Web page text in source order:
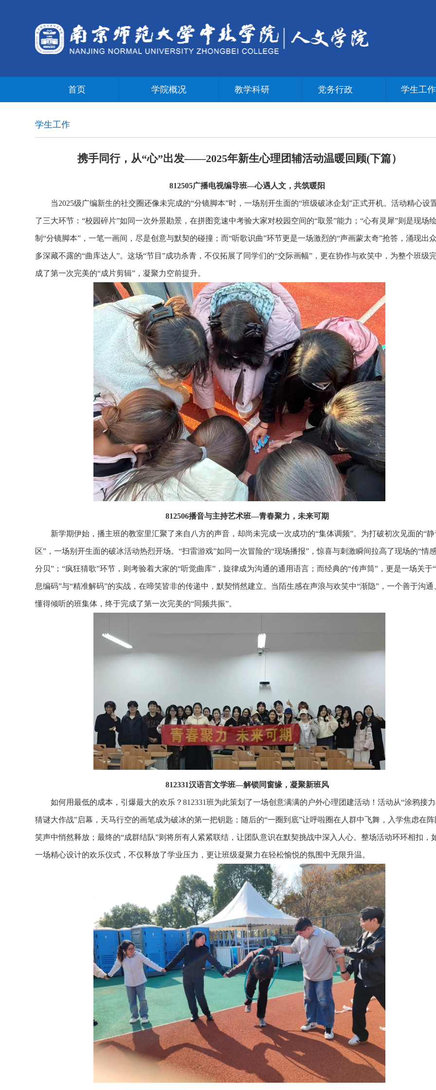
首页 学院概况 教学科研 党务行政 学生工作
学生工作
携手同行，从“心”出发——2025年新生心理团辅活动温暖回顾(下篇）
812505广播电视编导班—心遇人文，共筑暖阳
当2025级广编新生的社交圈还像未完成的“分镜脚本”时，一场别开生面的“班级破冰企划”正式开机。活动精心设
了三大环节：“校园碎片”如同一次外景勘景，在拼图竞速中考验大家对校园空间的“取景”能力；“心有灵犀”则是现场绘
制“分镜脚本”，一笔一画间，尽是创意与默契的碰撞；而“听歌识曲”环节更是一场激烈的“声画蒙太奇”抢答，涌现出众
多深藏不露的“曲库达人”。这场“节目”成功杀青，不仅拓展了同学们的“交际画幅”，更在协作与欢笑中，为整个班级
成了第一次完美的“成片剪辑”，凝聚力空前提升。
812506播音与主持艺术班—青春聚力，未来可期
新学期伊始，播主班的教室里汇聚了来自八方的声音，却尚未完成一次成功的“集体调频”。为打破初次见面的“静
区”，一场别开生面的破冰活动热烈开场。“扫雷游戏”如同一次冒险的“现场播报”，惊喜与刺激瞬间拉高了现场的“情
分贝”；“疯狂猜歌”环节，则考验着大家的“听觉曲库”，旋律成为沟通的通用语言；而经典的“传声筒”，更是一场关于
息编码”与“精准解码”的实战，在啼笑皆非的传递中，默契悄然建立。当陌生感在声浪与欢笑中“渐隐”，一个善于沟通
懂得倾听的班集体，终于完成了第一次完美的“同频共振”。
812331汉语言文学班—解锁同窗缘，凝聚新班风
如何用最低的成本，引爆最大的欢乐？812331班为此策划了一场创意满满的户外心理团建活动！活动从“涂鸦接
猜谜大作战”启幕，天马行空的画笔成为破冰的第一把钥匙；随后的“一圈到底”让呼啦圈在人群中飞舞，入学焦虑在阵
笑声中悄然释放；最终的“成群结队”则将所有人紧紧联结，让团队意识在默契挑战中深入人心。整场活动环环相扣，
一场精心设计的欢乐仪式，不仅释放了学业压力，更让班级凝聚力在轻松愉悦的氛围中无限升温。